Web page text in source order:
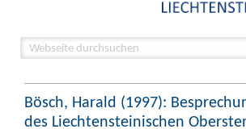
Bösch, Harald (1997):
des Liechtensteinischen